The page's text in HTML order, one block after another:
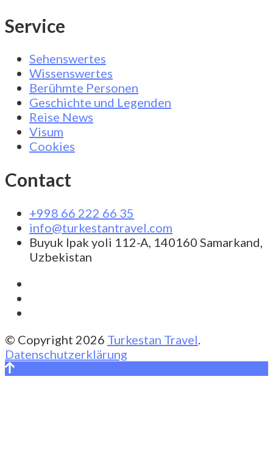
Service
Sehenswertes
Wissenswertes
Berühmte Personen
Geschichte und Legenden
Reise News
Visum
Cookies
Contact
+998 66 222 66 35
info@turkestantravel.com
Buyuk Ipak yoli 112-A, 140160 Samarkand,
Uzbekistan
© Copyright 2026 Turkestan Travel.
Datenschutzerklärung